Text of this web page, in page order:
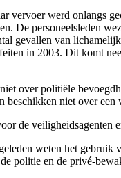
vervoer werd onlangs
De personeelsleden
gevallen van
in 2003. Dit komt
over politiële
beschikken niet over
de veiligheidsagenten
weten het
politie en de privé-